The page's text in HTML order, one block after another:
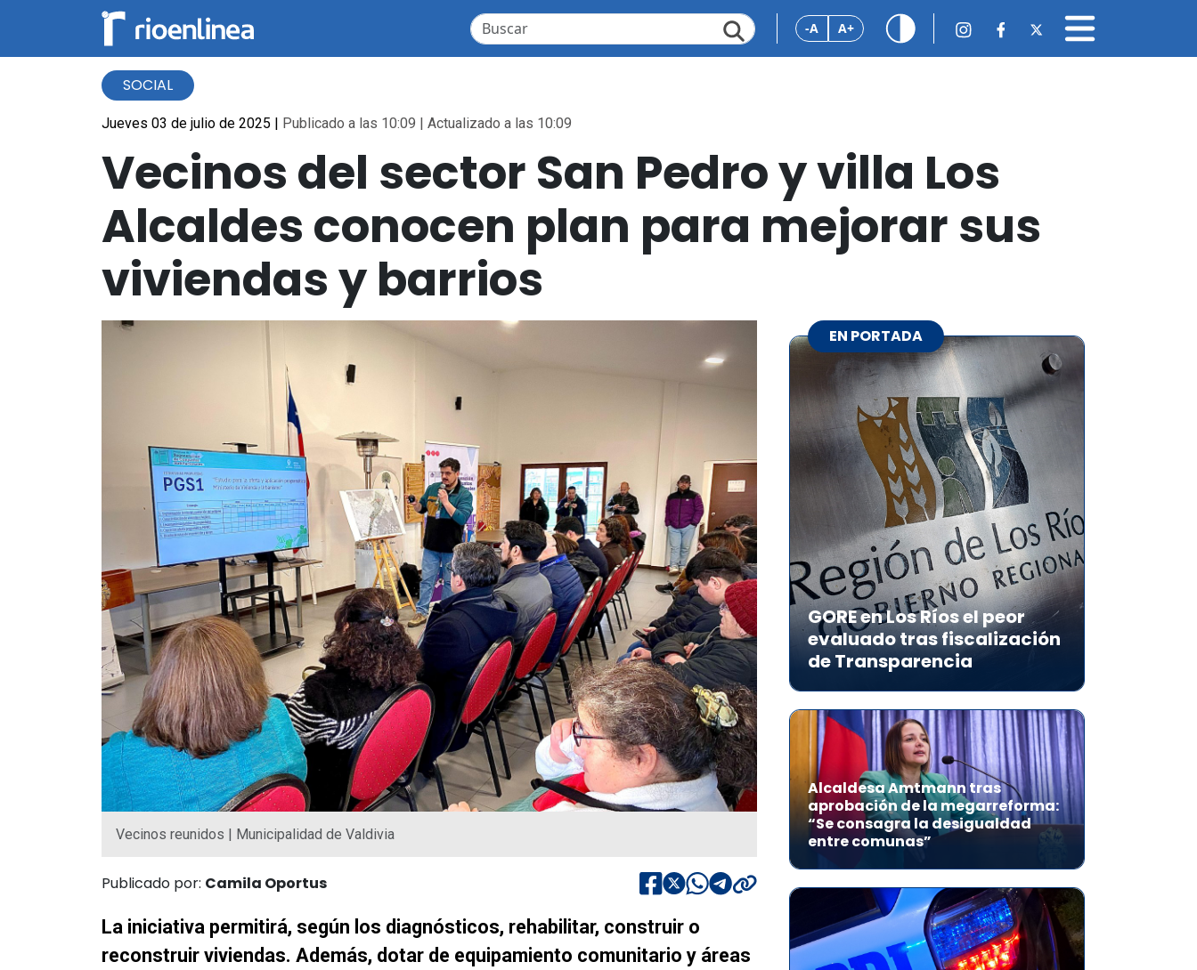
-A A+
SOCIAL
Jueves 03 de julio de 2025 | Publicado a las 10:09 | Actualizado a las 10:09
Vecinos del sector San Pedro y villa Los
Alcaldes conocen plan para mejorar sus
viviendas y barrios
Vecinos reunidos | Municipalidad de Valdivia
Publicado por: Camila Oportus
La iniciativa permitirá, según los diagnósticos, rehabilitar, construir o
reconstruir viviendas. Además, dotar de equipamiento comunitario y áreas
EN PORTADA
GORE en Los Ríos el peor
evaluado tras fiscalización
de Transparencia
Alcaldesa Amtmann tras
aprobación de la megarreforma:
“Se consagra la desigualdad
entre comunas”